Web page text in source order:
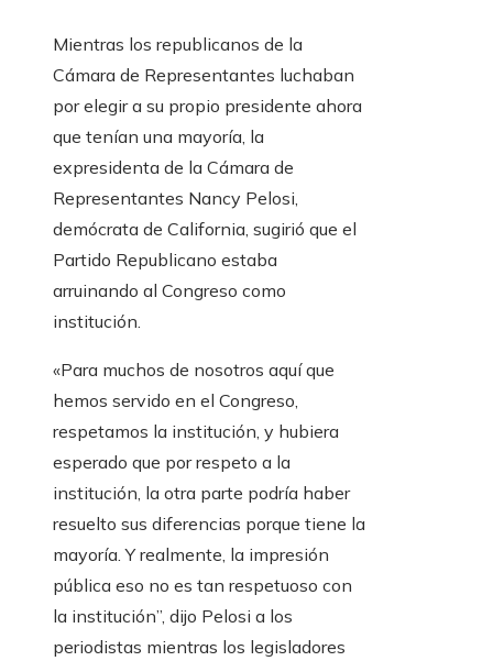
Mientras los republicanos de la
Cámara de Representantes luchaban
por elegir a su propio presidente ahora
que tenían una mayoría, la
expresidenta de la Cámara de
Representantes Nancy Pelosi,
demócrata de California, sugirió que el
Partido Republicano estaba
arruinando al Congreso como
institución.
«Para muchos de nosotros aquí que
hemos servido en el Congreso,
respetamos la institución, y hubiera
esperado que por respeto a la
institución, la otra parte podría haber
resuelto sus diferencias porque tiene la
mayoría. Y realmente, la impresión
pública eso no es tan respetuoso con
la institución”, dijo Pelosi a los
periodistas mientras los legisladores